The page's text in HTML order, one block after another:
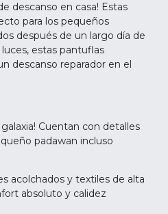
descanso en casa! Estas
para los pequeños
después de un largo día de
estas pantuflas
descanso reparador en el
Cuentan con detalles
padawan incluso
acolchados y textiles de alta
absoluto y calidez